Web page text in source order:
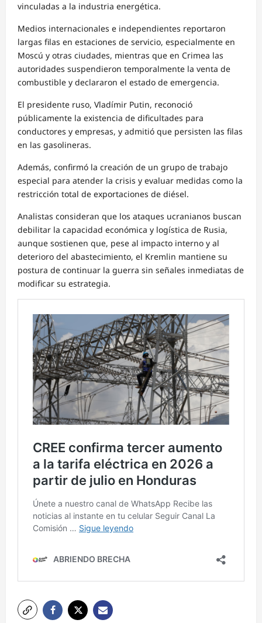
vinculadas a la industria energética.
Medios internacionales e independientes reportaron
largas filas en estaciones de servicio, especialmente en
Moscú y otras ciudades, mientras que en Crimea las
autoridades suspendieron temporalmente la venta de
combustible y declararon el estado de emergencia.
El presidente ruso, Vladímir Putin, reconoció
públicamente la existencia de dificultades para
conductores y empresas, y admitió que persisten las filas
en las gasolineras.
Además, confirmó la creación de un grupo de trabajo
especial para atender la crisis y evaluar medidas como la
restricción total de exportaciones de diésel.
Analistas consideran que los ataques ucranianos buscan
debilitar la capacidad económica y logística de Rusia,
aunque sostienen que, pese al impacto interno y al
deterioro del abastecimiento, el Kremlin mantiene su
postura de continuar la guerra sin señales inmediatas de
modificar su estrategia.